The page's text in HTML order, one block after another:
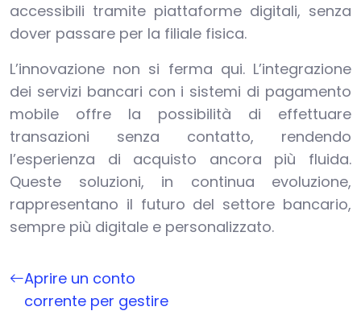
accessibili tramite piattaforme digitali, senza
dover passare per la filiale fisica.
L’innovazione non si ferma qui. L’integrazione
dei servizi bancari con i sistemi di pagamento
mobile offre la possibilità di effettuare
transazioni senza contatto, rendendo
l’esperienza di acquisto ancora più fluida.
Queste soluzioni, in continua evoluzione,
rappresentano il futuro del settore bancario,
sempre più digitale e personalizzato.
Aprire un conto
corrente per gestire